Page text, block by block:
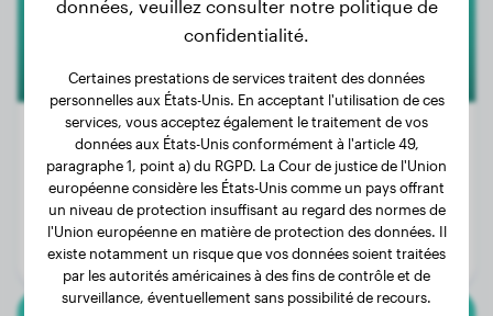
Poids:
19 kg
Âge:
2 ans, 9 mois
Genre:
Femelle
données, veuillez consulter notre politique de
confidentialité.
Certaines prestations de services traitent des données
personnelles aux États-Unis. En acceptant l'utilisation de ces
services, vous acceptez également le traitement de vos
données aux États-Unis conformément à l'article 49,
paragraphe 1, point a) du RGPD. La Cour de justice de l'Union
européenne considère les États-Unis comme un pays offrant
un niveau de protection insuffisant au regard des normes de
l'Union européenne en matière de protection des données. Il
existe notamment un risque que vos données soient traitées
par les autorités américaines à des fins de contrôle et de
surveillance, éventuellement sans possibilité de recours.